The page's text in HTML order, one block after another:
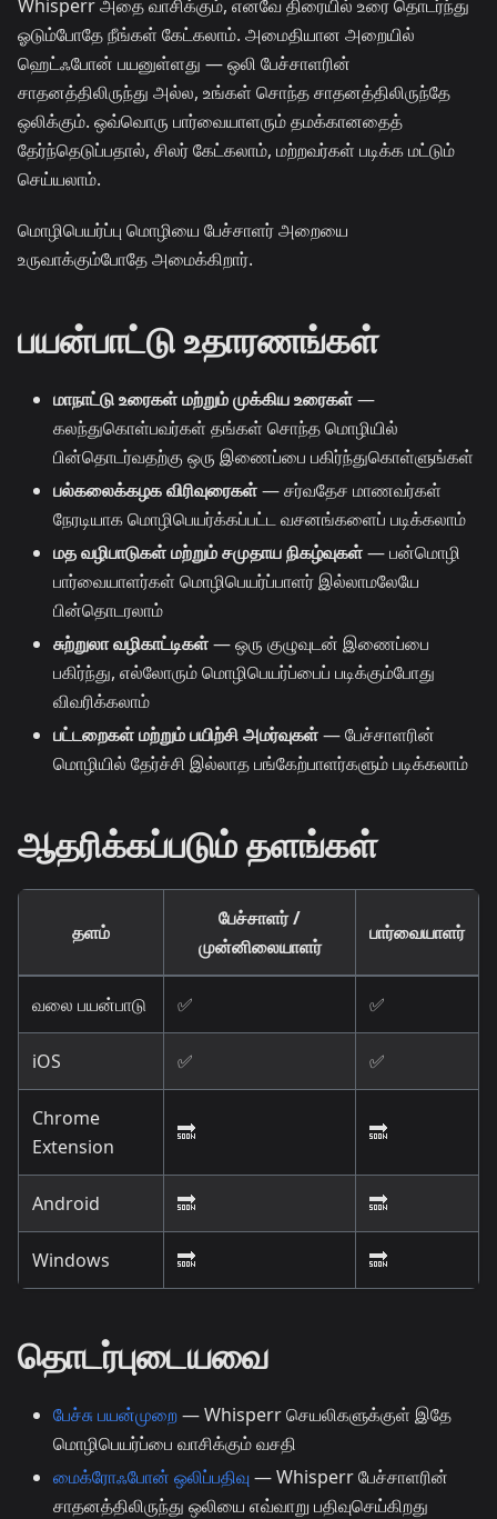
Whisperr அதை வாசிக்கும், எனவே திரையில் உரை தொடர்ந்து
ஓடும்போதே நீங்கள் கேட்கலாம். அமைதியான அறையில்
ஹெட்ஃபோன் பயனுள்ளது — ஒலி பேச்சாளரின்
சாதனத்திலிருந்து அல்ல, உங்கள் சொந்த சாதனத்திலிருந்தே
ஒலிக்கும். ஒவ்வொரு பார்வையாளரும் தமக்கானதைத்
தேர்ந்தெடுப்பதால், சிலர் கேட்கலாம், மற்றவர்கள் படிக்க மட்டும்
செய்யலாம்.
மொழிபெயர்ப்பு மொழியை பேச்சாளர் அறையை
உருவாக்கும்போதே அமைக்கிறார்.
பயன்பாட்டு உதாரணங்கள்
மாநாட்டு உரைகள் மற்றும் முக்கிய உரைகள்—
கலந்துகொள்பவர்கள் தங்கள் சொந்த மொழியில்
பின்தொடர்வதற்கு ஒரு இணைப்பை பகிர்ந்துகொள்ளுங்கள்
பல்கலைக்கழக விரிவுரைகள்— சர்வதேச மாணவர்கள்
நேரடியாக மொழிபெயர்க்கப்பட்ட வசனங்களைப் படிக்கலாம்
மத வழிபாடுகள் மற்றும் சமுதாய நிகழ்வுகள்— பன்மொழி
பார்வையாளர்கள் மொழிபெயர்ப்பாளர் இல்லாமலேயே
பின்தொடரலாம்
சுற்றுலா வழிகாட்டிகள்— ஒரு குழுவுடன் இணைப்பை
பகிர்ந்து, எல்லோரும் மொழிபெயர்ப்பைப் படிக்கும்போது
விவரிக்கலாம்
பட்டறைகள் மற்றும் பயிற்சி அமர்வுகள்— பேச்சாளரின்
மொழியில் தேர்ச்சி இல்லாத பங்கேற்பாளர்களும் படிக்கலாம்
ஆதரிக்கப்படும் தளங்கள்
தளம்
பேச்சாளர் /
முன்னிலையாளர்
பார்வையாளர்
வலை பயன்பாடு ✅ ✅
iOS ✅ ✅
Chrome
Extension
🔜 🔜
Android 🔜 🔜
Windows 🔜 🔜
தொடர்புடையவை
பேச்சு பயன்முறை— Whisperr செயலிகளுக்குள் இதே
மொழிபெயர்ப்பை வாசிக்கும் வசதி
மைக்ரோஃபோன் ஒலிப்பதிவு — Whisperr பேச்சாளரின்
சாதனத்திலிருந்து ஒலியை எவ்வாறு பதிவுசெய்கிறது